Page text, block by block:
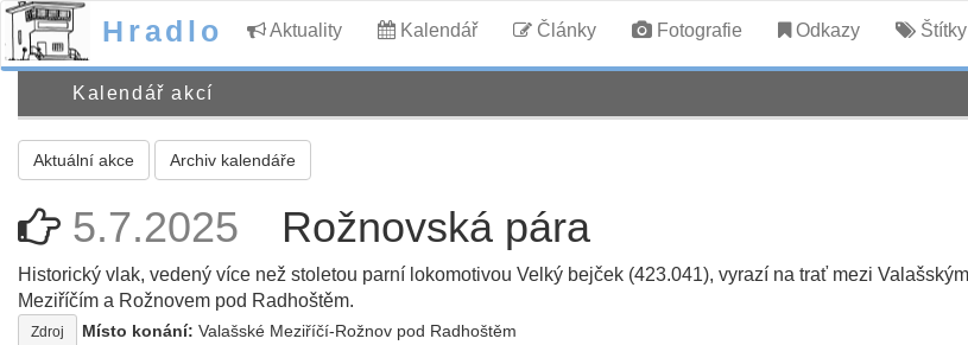
Hradlo Aktuality Kalendář Články Fotografie Odkazy Štítky
Kalendář akcí
Aktuální akce Archiv kalendáře
5.7.2025 Rožnovská pára
Historický vlak, vedený více než stoletou parní lokomotivou Velký bejček (423.041), vyrazí na trať mezi Valašským
Meziříčím a Rožnovem pod Radhoštěm.
Zdroj Místo konání: Valašské Meziříčí-Rožnov pod Radhoštěm